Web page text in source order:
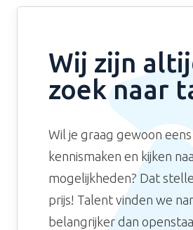
Wij zijn
zoek naar
Wil je graag gewoon eens
kennismaken en kijken
mogelijkheden? Dat
prijs! Talent vinden we
belangrijker dan